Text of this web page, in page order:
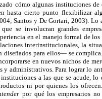
cómo algunas instituciones
hasta cierto punto flexibilizar
Santos y De Gortari, 2003).
se involucran grandes
en el manejo formal de
interinstitucionales, la
diseñados para ellos— se
en nuevos nichos de
administrativos. Para lograr lo
a las que se acude,
ni por quienes los
por qué los empresarios